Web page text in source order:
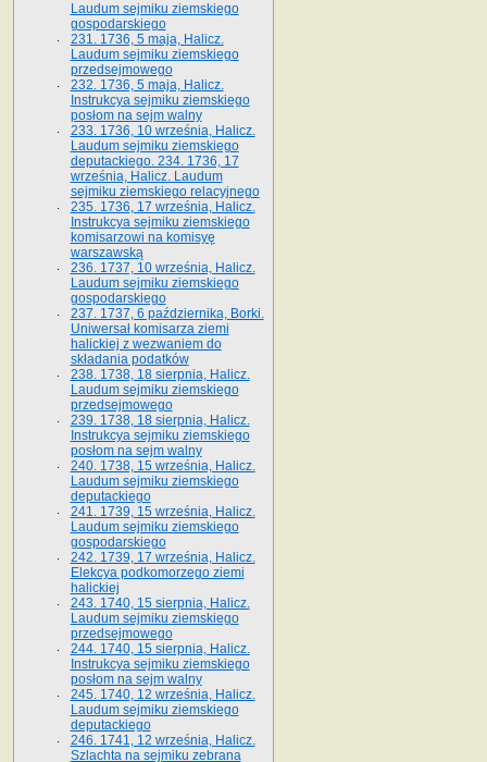
Laudum sejmiku ziemskiego
gospodarskiego
231. 1736, 5 maja, Halicz.
Laudum sejmiku ziemskiego
przedsejmowego
232. 1736, 5 maja, Halicz.
Instrukcya sejmiku ziemskiego
posłom na sejm walny
233. 1736, 10 września, Halicz.
Laudum sejmiku ziemskiego
deputackiego. 234. 1736, 17
września, Halicz. Laudum
sejmiku ziemskiego relacyjnego
235. 1736, 17 września, Halicz.
Instrukcya sejmiku ziemskiego
komisarzowi na komisyę
warszawską
236. 1737, 10 września, Halicz.
Laudum sejmiku ziemskiego
gospodarskiego
237. 1737, 6 października, Borki.
Uniwersał komisarza ziemi
halickiej z wezwaniem do
składania podatków
238. 1738, 18 sierpnia, Halicz.
Laudum sejmiku ziemskiego
przedsejmowego
239. 1738, 18 sierpnia, Halicz.
Instrukcya sejmiku ziemskiego
posłom na sejm walny
240. 1738, 15 września, Halicz.
Laudum sejmiku ziemskiego
deputackiego
241. 1739, 15 września, Halicz.
Laudum sejmiku ziemskiego
gospodarskiego
242. 1739, 17 września, Halicz.
Elekcya podkomorzego ziemi
halickiej
243. 1740, 15 sierpnia, Halicz.
Laudum sejmiku ziemskiego
przedsejmowego
244. 1740, 15 sierpnia, Halicz.
Instrukcya sejmiku ziemskiego
posłom na sejm walny
245. 1740, 12 września, Halicz.
Laudum sejmiku ziemskiego
deputackiego
246. 1741, 12 września, Halicz.
Szlachta na sejmiku zebrana